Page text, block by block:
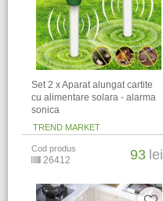
Set 2 x Aparat alungat cartite
cu alimentare solara - alarma
sonica
TREND MARKET
Cod produs
26412 93 lei